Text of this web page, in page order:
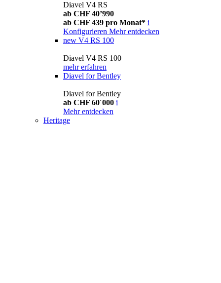
Diavel V4 RS
ab CHF 40’990
ab CHF 439 pro Monat* i
Konfigurieren Mehr entdecken
new V4 RS 100
Diavel V4 RS 100
mehr erfahren
Diavel for Bentley
Diavel for Bentley
ab CHF 60´000 i
Mehr entdecken
Heritage